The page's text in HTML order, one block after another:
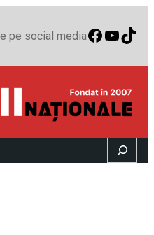
pe social media
Search